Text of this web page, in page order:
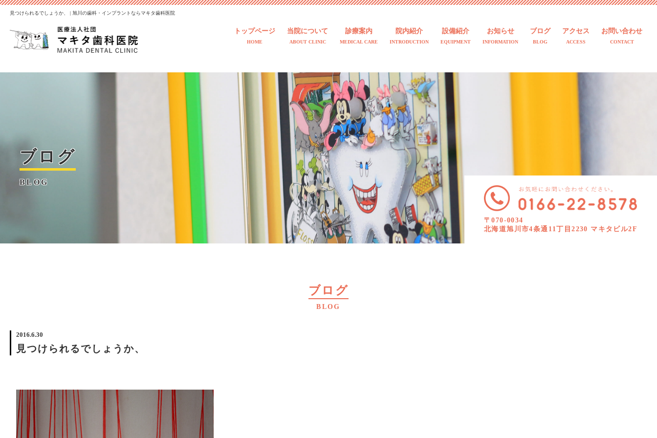
見つけられるでしょうか、 | 旭川の歯科・インプラントならマキタ歯科医院
トップページ
HOME
当院について
ABOUT CLINIC
診療案内
MEDICAL CARE
院内紹介
INTRODUCTION
設備紹介
EQUIPMENT
お知らせ
INFORMATION
ブログ
BLOG
アクセス
ACCESS
お問い合わせ
CONTACT
ブログ
BLOG
〒070-0034
北海道旭川市4条通11丁目2230 マキタビル2F
ブログ
BLOG
2016.6.30
見つけられるでしょうか、